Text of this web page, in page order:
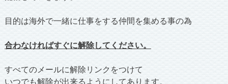
目的は海外で一緒に仕事をする仲間を集める事の為
合わなければすぐに解除してください。
すべてのメールに解除リンクをつけて
いつでも解除が出来るようにしてあります。